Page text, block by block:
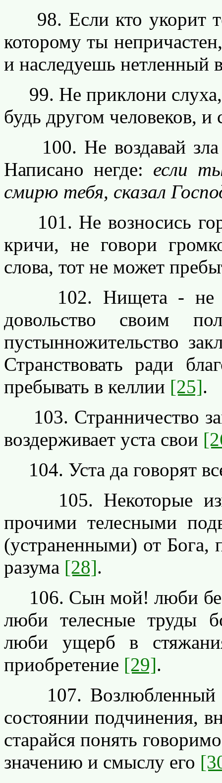
98. Если кто укорит
которому ты
и наследуешь нетленный
99. Не приклони
будь другом человеков,
100. Не воздавай зла
Написано негде: если
смирю тебя, сказал
101. Не возносись
кричи, не говори
слова, тот не может
102. Нищета - не
довольство своим
пустынножительство
Странствовать ради
пребывать в келлии [25].
103. Странничество
воздерживает уста свои
104. Уста да говорят
105. Некоторые
прочими телесными
(устраненными) от Бога,
разума [28].
106. Сын мой! люби
люби телесные труды
люби ущерб в
приобретение [29].
107. Возлюбленный
состоянии подчинения,
старайся понять
значению и смыслу его